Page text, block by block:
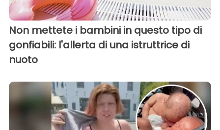
Non mettete i bambini in questo tipo di
gonfiabili: l'allerta di una istruttrice di
nuoto